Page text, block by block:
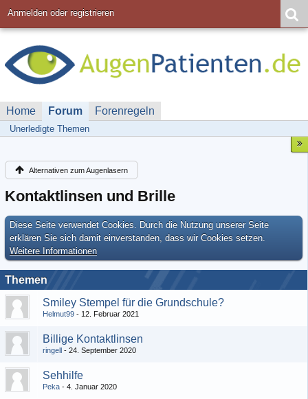
Anmelden oder registrieren
Home Forum Forenregeln
Unerledigte Themen
Alternativen zum Augenlasern
Kontaktlinsen und Brille
Diese Seite verwendet Cookies. Durch die Nutzung unserer Seite
erklären Sie sich damit einverstanden, dass wir Cookies setzen.
Weitere Informationen
Themen
Smiley Stempel für die Grundschule?
Helmut99 12. Februar 2021
Billige Kontaktlinsen
ringell 24. September 2020
Sehhilfe
Peka 4. Januar 2020